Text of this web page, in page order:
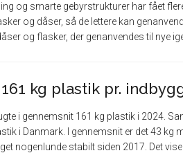
og smarte gebyrstrukturer har fået
og dåser, så de lettere kan
og flasker, der genanvendes til nye
kg plastik pr.
i gennemsnit 161 kg plastik i 2024.
i Danmark. I gennemsnit er det 43 kg
nogenlunde stabilt siden 2017. Det